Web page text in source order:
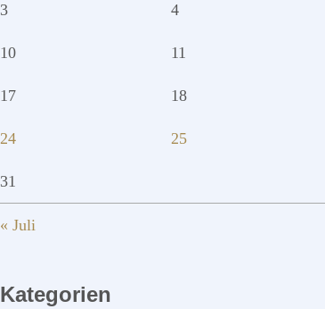
3 4
10 11
17 18
24 25
31
« Juli
Kategorien